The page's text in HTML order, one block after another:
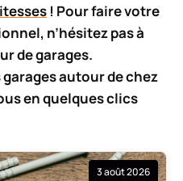
! Pour faire votre
n’hésitez pas à
de garages.
autour de chez
en quelques clics
3 août 2026